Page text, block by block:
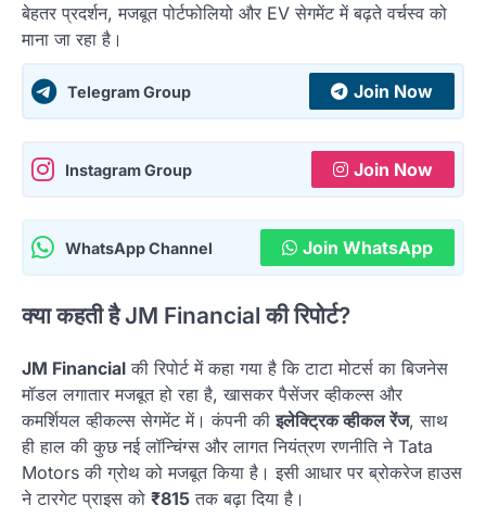
बेहतर प्रदर्शन, मजबूत पोर्टफोलियो और EV सेगमेंट में बढ़ते वर्चस्व को
माना जा रहा है।
Telegram Group Join Now
Instagram Group Join Now
WhatsApp Channel Join WhatsApp
क्या कहती है JM Financial की रिपोर्ट?
JM Financial की रिपोर्ट में कहा गया है कि टाटा मोटर्स का बिजनेस
मॉडल लगातार मजबूत हो रहा है, खासकर पैसेंजर व्हीकल्स और
कमर्शियल व्हीकल्स सेगमेंट में। कंपनी कीइलेक्ट्रिक व्हीकल रेंज, साथ
ही हाल की कुछ नई लॉन्चिंग्स और लागत नियंत्रण रणनीति ने Tata
Motors की ग्रोथ को मजबूत किया है। इसी आधार पर ब्रोकरेज हाउस
ने टारगेट प्राइस को ₹815 तक बढ़ा दिया है।